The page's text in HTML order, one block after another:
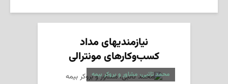
نیازمندیهای مداد
کسب‌وکارهای مونترالی
محمد تائبی، مشاور و بروکر بیمه